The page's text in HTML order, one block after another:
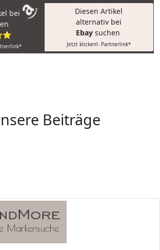
bei
Diesen Artikel
alternativ bei
Ebay suchen
Jetzt klicken!- Partnerlink*
Beiträge